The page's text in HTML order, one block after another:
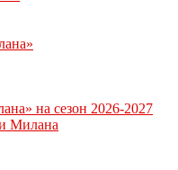
на сезон 2026-2027
Милана